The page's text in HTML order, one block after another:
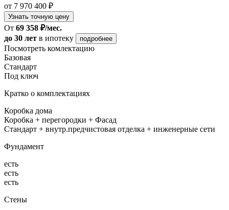
от 7 970 400 ₽
Узнать точную цену
От 69 358 ₽/мес.
до 30 лет в ипотеку подробнее
Посмотреть комлектацию
Базовая
Стандарт
Под ключ
Кратко о комплектациях
Коробка дома
Коробка + перегородки + Фасад
Стандарт + внутр.предчистовая отделка + инженерные сети
Фундамент
есть
есть
есть
Стены